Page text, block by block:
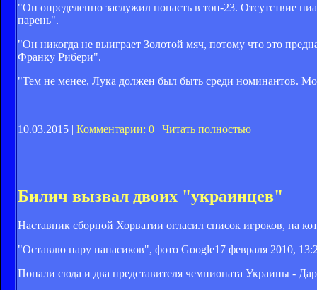
"Он определенно заслужил попасть в топ-23. Отсутствие
парень".
"Он никогда не выиграет Золотой мяч, потому что это
Франку Рибери".
"Тем не менее, Лука должен был быть среди номинантов.
10.03.2015 | Комментарии: 0 | Читать полностью
Билич вызвал двоих "украинцев"
Наставник сборной Хорватии огласил список игроков, на
"Оставлю пару напасиков", фото Google17 февраля 2010,
Попали сюда и два представителя чемпионата Украины -